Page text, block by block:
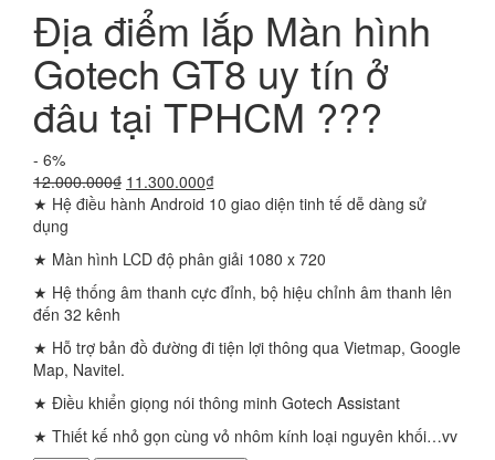
Địa điểm lắp Màn hình
Gotech GT8 uy tín ở
đâu tại TPHCM ???
- 6%
12.000.000₫ Giá
gốc
11.300.000₫Giá
hiện
11.300.000₫.
★ Hệ điều hành Android 10 giao diện tinh tế dễ dàng sử
dụng
★ Màn hình LCD độ phân giải 1080 x 720
★ Hệ thống âm thanh cực đỉnh, bộ hiệu chỉnh âm thanh lên
đến 32 kênh
★ Hỗ trợ bản đồ đường đi tiện lợi thông qua Vietmap, Google
Map, Navitel.
★ Điều khiển giọng nói thông minh Gotech Assistant
★ Thiết kế nhỏ gọn cùng vỏ nhôm kính loại nguyên khối…vv